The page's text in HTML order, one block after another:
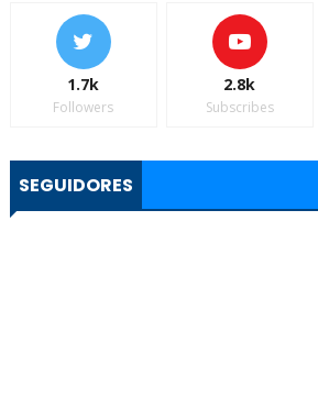
1.7k
Followers
2.8k
Subscribes
SEGUIDORES